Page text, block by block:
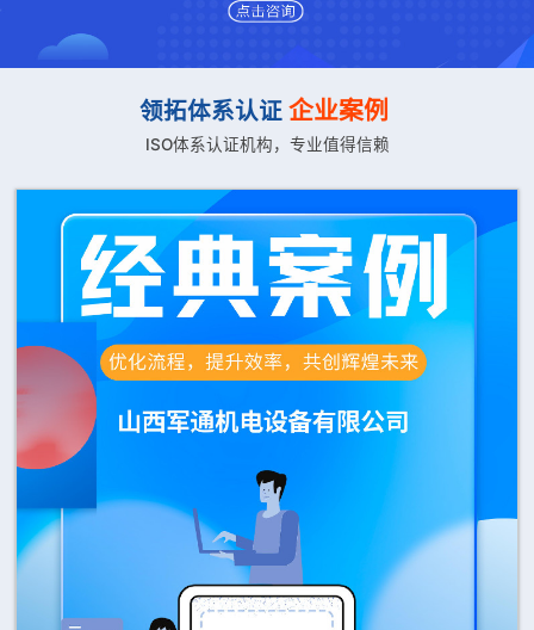
领拓体系认证 企业案例
ISO体系认证机构，专业值得信赖